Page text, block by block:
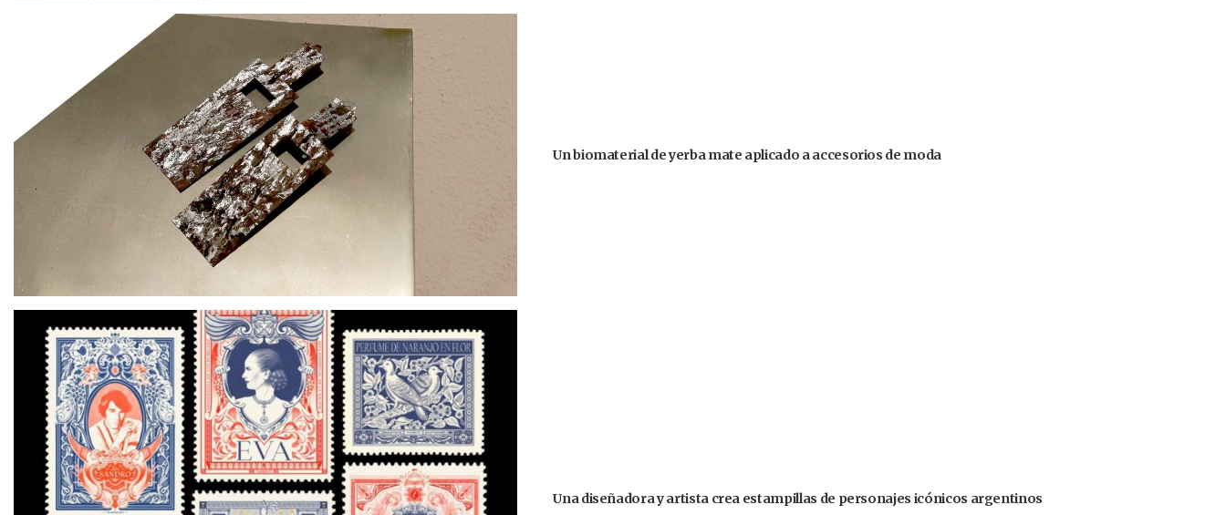
Un biomaterial de yerba mate aplicado a accesorios de moda
Una diseñadora y artista crea estampillas de personajes icónicos argentinos